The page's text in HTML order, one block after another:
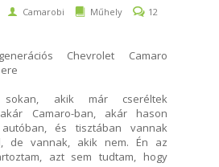
Camarobi Műhely
12
Chevrolet Camaro
sokan, akik már cseréltek
Camaro-ban, akár hason
és tisztában vannak
de vannak, akik nem. Én az
azt sem tudtam, hogy